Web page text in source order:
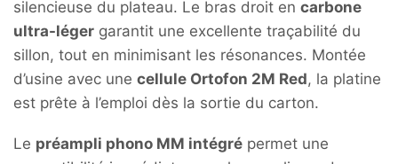
silencieuse du plateau. Le bras droit en carbone
ultra-léger garantit une excellente traçabilité du
sillon, tout en minimisant les résonances. Montée
d’usine avec une cellule Ortofon 2M Red, la platine
est prête à l’emploi dès la sortie du carton.
Le préampli phono MM intégré permet une